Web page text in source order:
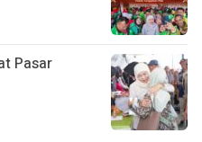
Pasar